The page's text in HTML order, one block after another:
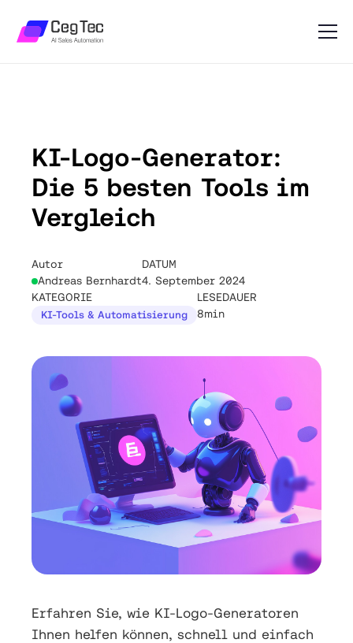
KI-Logo-Generator:
Die 5 besten Tools im
Vergleich
Autor
Andreas Bernhardt
DATUM
4. September 2024
KATEGORIE
KI-Tools & Automatisierung
LESEDAUER
8min
Erfahren Sie, wie KI-Logo-Generatoren
Ihnen helfen können, schnell und einfach